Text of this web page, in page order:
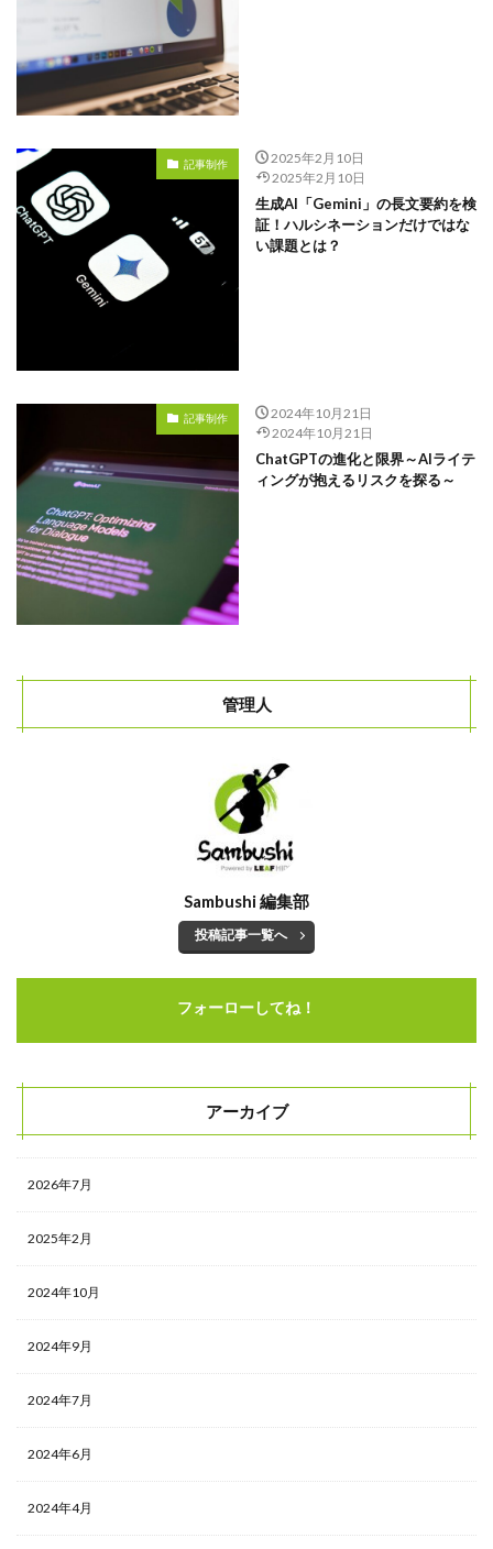
記事制作
2025年2月10日
2025年2月10日
生成AI「Gemini」の長文要約を検
証！ハルシネーションだけではな
い課題とは？
記事制作
2024年10月21日
2024年10月21日
ChatGPTの進化と限界～AIライテ
ィングが抱えるリスクを探る～
管理人
Sambushi 編集部
投稿記事一覧へ
フォーローしてね！
アーカイブ
2026年7月
2025年2月
2024年10月
2024年9月
2024年7月
2024年6月
2024年4月